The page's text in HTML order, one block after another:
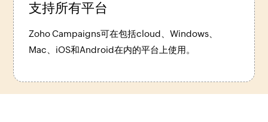
支持所有平台
Zoho Campaigns可在包括cloud、Windows、
Mac、iOS和Android在内的平台上使用。